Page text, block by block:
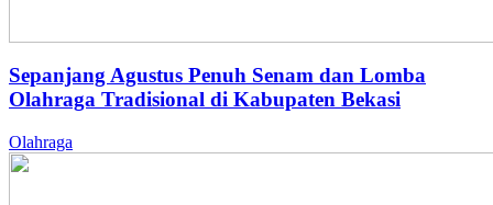
Sepanjang Agustus Penuh Senam dan Lomba
Olahraga Tradisional di Kabupaten Bekasi
Olahraga